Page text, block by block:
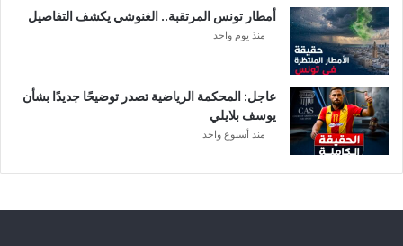
أمطار تونس المرتقبة.. الغنوشي يكشف التفاصيل
منذ يوم واحد
عاجل: المحكمة الرياضية تصدر توضيحًا جديدًا بشأن
يوسف بلايلي
منذ أسبوع واحد